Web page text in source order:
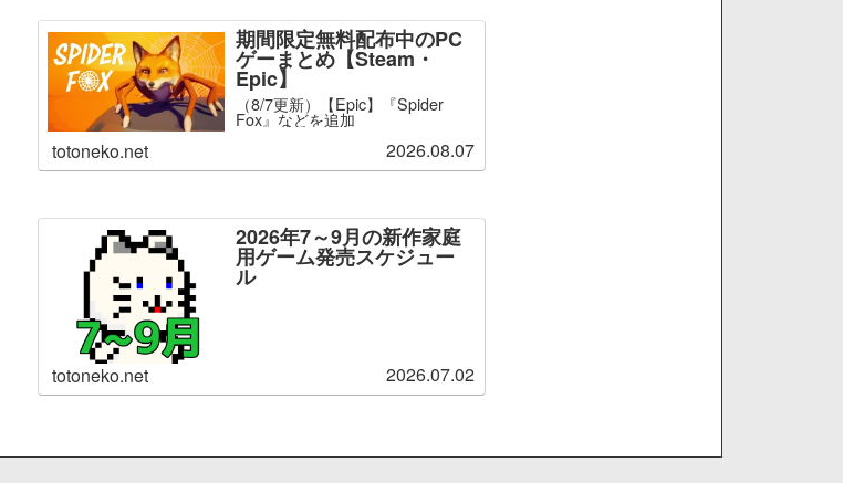
期間限定無料配布中のPC
ゲーまとめ【Steam・
Epic】
（8/7更新）【Epic】『Spider
Fox』などを追加
totoneko.net 2026.08.07
2026年7～9月の新作家庭
用ゲーム発売スケジュー
ル
totoneko.net 2026.07.02